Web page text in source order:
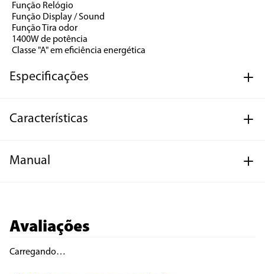
Função Relógio
Função Display / Sound
Função Tira odor
1400W de potência
Classe "A" em eficiência energética
Especificações
Características
Manual
Avaliações
Carregando…